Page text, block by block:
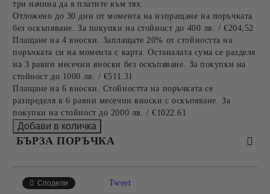
три начина да я платите към тях:
Отложено до 30 дни от момента на изпращане на поръчката
без оскъпяване. За покупки на стойност до 400 лв. / €204,52
Плащане на 4 вноски. Заплащате 20% от стойността на
поръчката си на момента с карта. Останалата сума се разделя
на 3 равни месечни вноски без оскъпяване. За покупки на
стойност до 1000 лв. / €511.31
Плащане на 6 вноски. Стойността на поръчката се
разпределя в 6 равни месечни вноски с оскъпяване. За
покупки на стойност до 2000 лв. / €1022.61
БЪРЗА ПОРЪЧКА
Сподели Tweet